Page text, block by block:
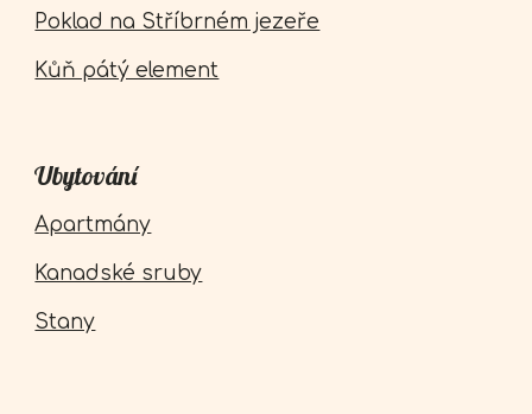
Poklad na Stříbrném jezeře
Kůň pátý element
Ubytování
Apartmány
Kanadské sruby
Stany